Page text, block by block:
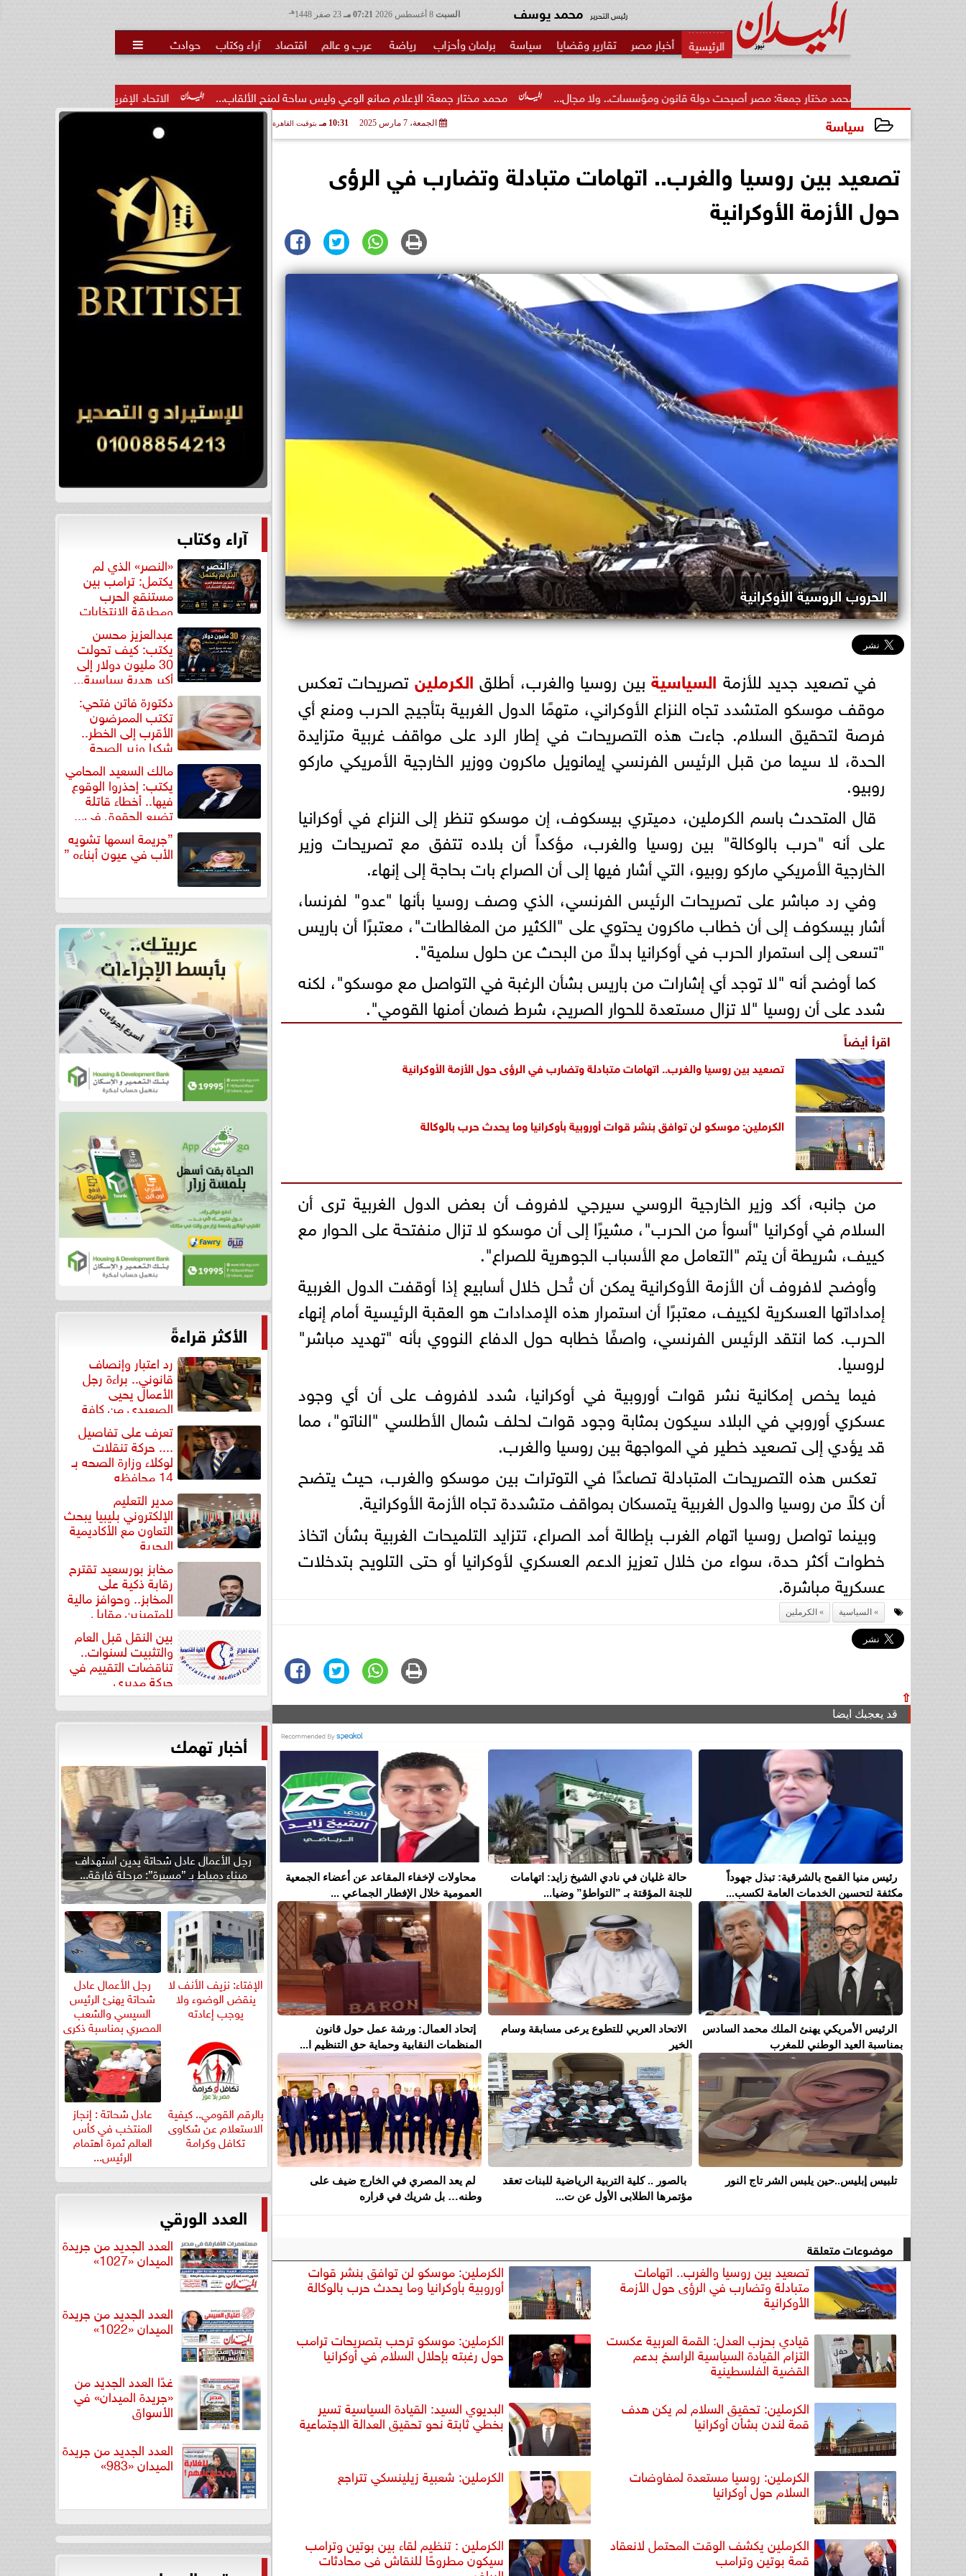
السبت 07:21 مـ هـ رئيس التحرير محمد يوسف
أخبار مصر تقارير وقضايا سياسة برلمان وأحزاب رياضة عرب و عالم اقتصاد آراء وكتاب حوادث 
الاتحاد الإفريقي لكرة القدم: مصر تستضيف أمم أفريقيا تحت محمد مختار جمعة: الإعلام صانع الوعي وليس ساحة لمنح الألقاب... محمد مختار جمعة: مصر أصبحت دولة قانون ومؤسسات.. ولا مجال...
سياسة الجمعة، 7 مارس 2025 10:31 مـ بتوقيت القاهرة
تصعيد بين روسيا والغرب.. اتهامات متبادلة وتضارب في الرؤى
حول الأزمة الأوكرانية
الحروب الروسية الأوكرانية
في تصعيد جديد للأزمة السياسيةبين روسيا والغرب، أطلق الكرملينتصريحات تعكس
موقف موسكو المتشدد تجاه النزاع الأوكراني، متهمًا الدول الغربية بتأجيج الحرب ومنع أي
فرصة لتحقيق السلام. جاءت هذه التصريحات في إطار الرد على مواقف غربية متزايدة
الحدة، لا سيما من قبل الرئيس الفرنسي إيمانويل ماكرون ووزير الخارجية الأمريكي ماركو
روبيو.
قال المتحدث باسم الكرملين، دميتري بيسكوف، إن موسكو تنظر إلى النزاع في أوكرانيا
على أنه "حرب بالوكالة" بين روسيا والغرب، مؤكداً أن بلاده تتفق مع تصريحات وزير
الخارجية الأمريكي ماركو روبيو، التي أشار فيها إلى أن الصراع بات بحاجة إلى إنهاء.
وفي رد مباشر على تصريحات الرئيس الفرنسي، الذي وصف روسيا بأنها "عدو" لفرنسا،
أشار بيسكوف إلى أن خطاب ماكرون يحتوي على "الكثير من المغالطات"، معتبرًا أن باريس
"تسعى إلى استمرار الحرب في أوكرانيا بدلاً من البحث عن حلول سلمية".
كما أوضح أنه "لا توجد أي إشارات من باريس بشأن الرغبة في التواصل مع موسكو"، لكنه
شدد على أن روسيا "لا تزال مستعدة للحوار الصريح، شرط ضمان أمنها القومي".
اقرأ أيضاً
تصعيد بين روسيا والغرب.. اتهامات متبادلة وتضارب في الرؤى حول الأزمة الأوكرانية
الكرملين: موسكو لن توافق بنشر قوات أوروبية بأوكرانيا وما يحدث حرب بالوكالة
من جانبه، أكد وزير الخارجية الروسي سيرجي لافروف أن بعض الدول الغربية ترى أن
السلام في أوكرانيا "أسوأ من الحرب"، مشيرًا إلى أن موسكو لا تزال منفتحة على الحوار مع
كييف، شريطة أن يتم "التعامل مع الأسباب الجوهرية للصراع".
وأوضح لافروف أن الأزمة الأوكرانية يمكن أن تُحل خلال أسابيع إذا أوقفت الدول الغربية
إمداداتها العسكرية لكييف، معتبرًا أن استمرار هذه الإمدادات هو العقبة الرئيسية أمام إنهاء
الحرب. كما انتقد الرئيس الفرنسي، واصفًا خطابه حول الدفاع النووي بأنه "تهديد مباشر"
لروسيا.
فيما يخص إمكانية نشر قوات أوروبية في أوكرانيا، شدد لافروف على أن أي وجود
عسكري أوروبي في البلاد سيكون بمثابة وجود قوات لحلف شمال الأطلسي "الناتو"، مما
قد يؤدي إلى تصعيد خطير في المواجهة بين روسيا والغرب.
تعكس هذه التصريحات المتبادلة تصاعدًا في التوترات بين موسكو والغرب، حيث يتضح
أن كلاً من روسيا والدول الغربية يتمسكان بمواقف متشددة تجاه الأزمة الأوكرانية.
وبينما تواصل روسيا اتهام الغرب بإطالة أمد الصراع، تتزايد التلميحات الغربية بشأن اتخاذ
خطوات أكثر حدة، سواء من خلال تعزيز الدعم العسكري لأوكرانيا أو حتى التلويح بتدخلات
عسكرية مباشرة.
السياسية الكرملين
⇧
قد يعجبك ايضا
رئيس منيا القمح بالشرقية: تبذل جهوداً
مكثفة لتحسين الخدمات العامة لكسب...
حالة غليان في نادي الشيخ زايد: اتهامات
للجنة المؤقتة بـ ”التواطؤ” وضيا...
محاولات لإخفاء المقاعد عن أعضاء الجمعية
العمومية خلال الإفطار الجماعي ...
الرئيس الأمريكي يهنئ الملك محمد السادس
بمناسبة العيد الوطني للمغرب
الاتحاد العربي للتطوع يرعى مسابقة وسام
الخير
إتحاد العمال: ورشة عمل حول قانون
المنظمات النقابية وحماية حق التنظيم ا...
تلبيس إبليس..حين يلبس الشر تاج النور
بالصور .. كلية التربية الرياضية للبنات تعقد
مؤتمرها الطلابى الأول عن ت...
لم يعد المصري في الخارج ضيف على
وطنه… بل شريك في قراره
موضوعات متعلقة
تصعيد بين روسيا والغرب.. اتهامات
متبادلة وتضارب في الرؤى حول الأزمة
الأوكرانية
الكرملين: موسكو لن توافق بنشر قوات
أوروبية بأوكرانيا وما يحدث حرب بالوكالة
قيادي بحزب العدل: القمة العربية عكست
التزام القيادة السياسية الراسخ بدعم
القضية الفلسطينية
الكرملين: موسكو ترحب بتصريحات ترامب
حول رغبته بإحلال السلام في أوكرانيا
الكرملين: تحقيق السلام لم يكن هدف
قمة لندن بشأن أوكرانيا
البديوي السيد: القيادة السياسية تسير
بخطي ثابتة نحو تحقيق العدالة الاجتماعية
الكرملين: روسيا مستعدة لمفاوضات
السلام حول أوكرانيا
الكرملين: شعبية زيلينسكي تتراجع
الكرملين يكشف الوقت المحتمل لانعقاد
قمة بوتين وترامب
الكرملين : تنظيم لقاء بين بوتين وترامب
سيكون مطروحًا للنقاش فى محادثات
آراء وكتاب
«النصر» الذي لم
يكتمل: ترامب بين
مستنقع الحرب
ومطرقة الانتخابات
عبدالعزيز محسن
يكتب: كيف تحولت
30 مليون دولار إلى
أكبر هدية سياسية...
دكتورة فاتن فتحي:
تكتب الممرضون
الأقرب إلى الخطر..
شكرا وزير الصحة
لتكريم... مالك السعيد المحامي
يكتب: إحذروا الوقوع
فيها.. أخطاء قاتلة
تضيع الحقوق في...
”جريمة اسمها تشويه
الأب في عيون أبناءه ”
الأكثر قراءةً
رد اعتبار وإنصاف
قانوني.. براءة رجل
الأعمال يحيى
الصعيدي من كافة
التهم... تعرف على تفاصيل
.... حركة تنقلات
لوكلاء وزارة الصحه بـ
14 محافظه
مدير التعليم
الإلكتروني بليبيا يبحث
التعاون مع الأكاديمية
البحرية
مخابز بورسعيد تقترح
رقابة ذكية على
المخابز.. وحوافز مالية
للمتميزين مقابل
بين النقل قبل العام
والتثبيت لسنوات..
تناقضات التقييم في
حركة مديري
”مستشفيات...
أخبار تهمك
رجل الأعمال عادل شحاتة يدين استهداف
ميناء دمياط بـ ”مسيرة”: مرحلة فارقة...
الإفتاء: نزيف الأنف لا
ينقض الوضوء ولا
يوجب إعادته
رجل الأعمال عادل
شحاتة يهنئ الرئيس
السيسي والشعب
المصري بمناسبة ذكرى
ثورة...
بالرقم القومي.. كيفية
الاستعلام عن شكاوى
تكافل وكرامة
عادل شحاتة : إنجاز
المنتخب في كأس
العالم ثمرة اهتمام
الرئيس...
العدد الورقي
العدد الجديد من جريدة
الميدان «1027»
العدد الجديد من جريدة
الميدان «1022»
غدًا العدد الجديد من
«جريدة الميدان» في
الأسواق
العدد الجديد من جريدة
الميدان «983»